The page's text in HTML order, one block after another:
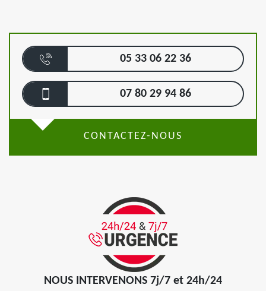
05 33 06 22 36
07 80 29 94 86
CONTACTEZ-NOUS
NOUS INTERVENONS 7j/7 et 24h/24